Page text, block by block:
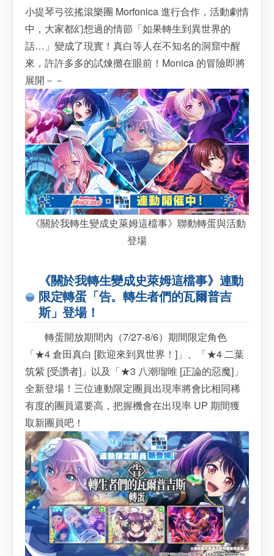
小提琴弓弦搖滾樂團 Morfonica 進行合作，活動劇情
中，大家都幻想過的情節「如果轉生到異世界的
話…」變成了現實！真白等人在不知名的洞窟中醒
來，許許多多的試煉攤在眼前！Monica 的冒險即將
展開－－
《關於我轉生變成史萊姆這檔事》聯動轉蛋與活動
登場
《關於我轉生變成史萊姆這檔事》連動
限定轉蛋「告。轉生者們的瓦爾普吉
斯」登場！
轉蛋開放期間內（7/27-8/6）期間限定角色
「★4 倉田真白 [歡迎來到異世界！]」、「★4 二葉
筑紫 [受讚者]」以及「★3 八潮瑠唯 [正論的惡魔]」
全新登場！三位連動限定團員出現率將會比相同稀
有度的團員還要高，把握機會在出現率 UP 期間獲
取新團員吧！